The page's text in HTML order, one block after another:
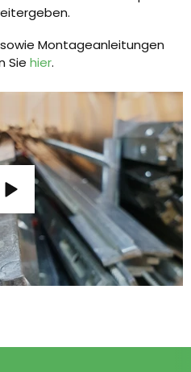
Montageanleitungen
Sie hier.